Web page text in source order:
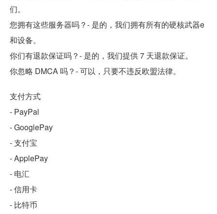
们。
您拥有这些服务器吗？- 是的，我们拥有所有的硬核武器e
和设备。
你们有退款保证吗？- 是的，我们提供 7 天退款保证。
你忽略 DMCA 吗？- 可以，只要不违反欧盟法律。
支付方式
- PayPal
- GooglePay
- 支付宝
- ApplePay
- 电汇
- 信用卡
- 比特币